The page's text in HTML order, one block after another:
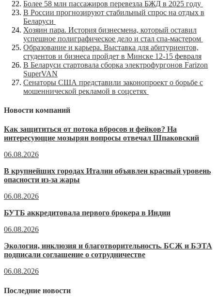
Более 58 млн пассажиров перевезла БЖД в 2025 году
В России прогнозируют стабильный спрос на отдых в
Беларуси
Хозяин пара. История бизнесмена, который оставил
успешное полиграфическое дело и стал спа-мастером
Образование и карьера. Выставка для абитуриентов,
студентов и бизнеса пройдет в Минске 12-15 февраля
В Беларуси стартовала сборка электрофургонов Farizon
SuperVAN
Сенаторы США представили законопроект о борьбе с
мошеннической рекламой в соцсетях
Новости компаний
Как защититься от потока вбросов и фейков? На
интересующие мозырян вопросы отвечал Шпаковский
06.08.2026
В крупнейших городах Италии объявлен красный уровень
опасности из-за жары
06.08.2026
БУТБ аккредитовала первого брокера в Индии
06.08.2026
Экология, инклюзия и благотворительность. БСЖ и БЭТА
подписали соглашение о сотрудничестве
06.08.2026
Последние новости